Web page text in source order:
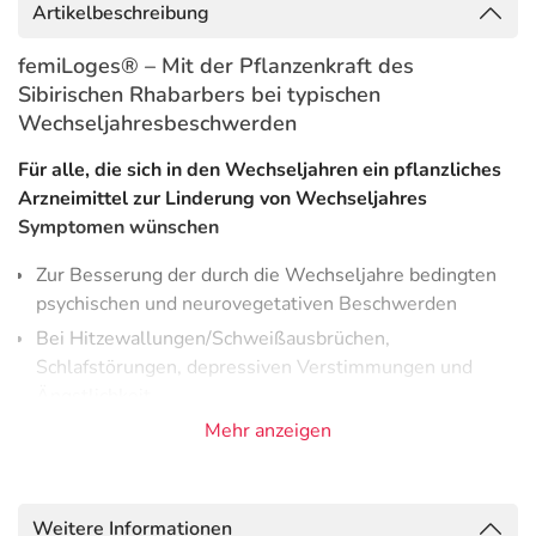
Artikelbeschreibung
femiLoges® – Mit der Pflanzenkraft des
Sibirischen Rhabarbers bei typischen
Wechseljahresbeschwerden
Für alle, die sich in den Wechseljahren ein pflanzliches
Arzneimittel zur Linderung von Wechseljahres
Symptomen wünschen
Zur Besserung der durch die Wechseljahre bedingten
psychischen und neurovegetativen Beschwerden
Bei Hitzewallungen/Schweißausbrüchen,
Schlafstörungen, depressiven Verstimmungen und
Gute VerträglichkeitMehr anzeigen
Weitere Informationen